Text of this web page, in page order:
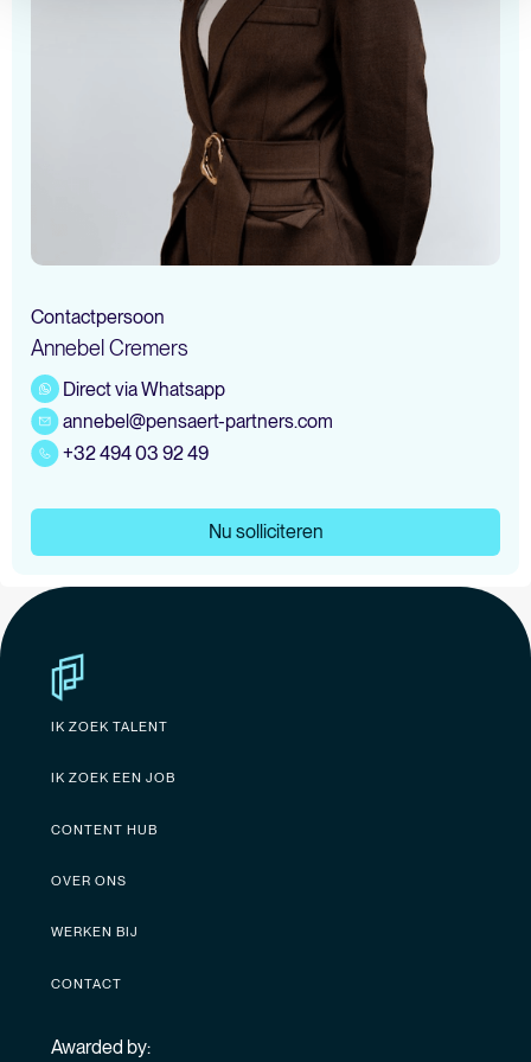
Contactpersoon
Annebel Cremers
Direct via Whatsapp
annebel@pensaert-partners.com
+32 494 03 92 49
Nu solliciteren
IK ZOEK TALENT
IK ZOEK EEN JOB
CONTENT HUB
OVER ONS
WERKEN BIJ
CONTACT
Awarded by: